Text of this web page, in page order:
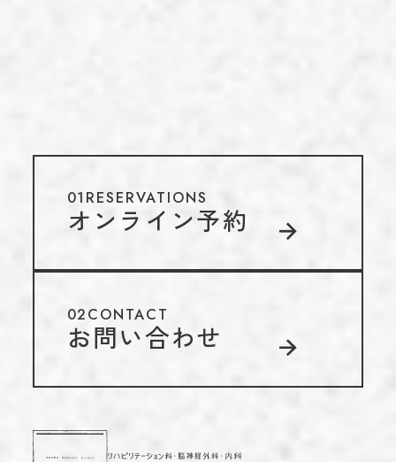
01 RESERVATIONS
オンライン予約
02CONTACT
お問い合わせ